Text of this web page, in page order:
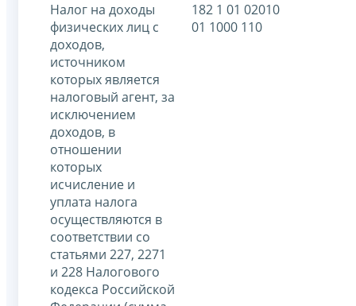
Налог на доходы
физических лиц с
доходов,
источником
которых является
налоговый агент, за
исключением
доходов, в
отношении
которых
исчисление и
уплата налога
осуществляются в
соответствии со
статьями 227, 2271
и 228 Налогового
кодекса Российской
182 1 01 02010
01 1000 110